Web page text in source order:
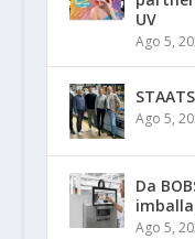
UV
Ago 5,
Ago 5,
Da
Ago 5,